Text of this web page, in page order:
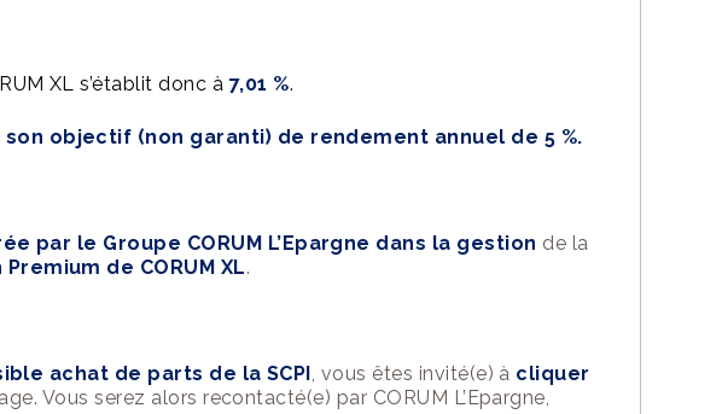
XL s’établit donc à 7,01 %.
objectif (non garanti) de rendement annuel de 5 %.
par le Groupe CORUM L’Epargne dans la gestion de la
de CORUM XL.
achat de parts de la SCPI , vous êtes invité(e) à cliquer
Vous serez alors recontacté(e) par CORUM L’Epargne,